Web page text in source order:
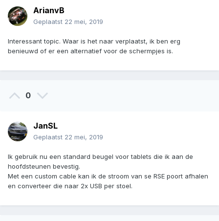
ArianvB
Geplaatst 22 mei, 2019
Interessant topic. Waar is het naar verplaatst, ik ben erg
benieuwd of er een alternatief voor de schermpjes is.
0
JanSL
Geplaatst 22 mei, 2019
Ik gebruik nu een standard beugel voor tablets die ik aan de
hoofdsteunen bevestig.
Met een custom cable kan ik de stroom van se RSE poort afhalen
en converteer die naar 2x USB per stoel.